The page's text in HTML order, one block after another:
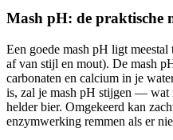
Mash pH: de praktische
Een goede mash pH ligt
af van stijl en mout). De mash
carbonaten en calcium in je
is, zal je mash pH stijgen — wat
helder bier. Omgekeerd kan
enzymwerking remmen als er